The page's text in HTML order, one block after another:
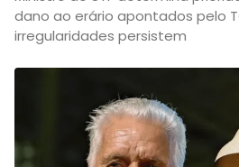
dano ao erário apontados pelo
irregularidades persistem